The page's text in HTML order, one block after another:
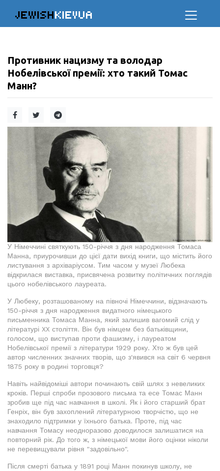
JEWISHKIEVUA
Противник нацизму та володар
Нобелівської премії: хто такий Томас
Манн?
У Німеччині святкують 150-річчя з дня народження Томаса
Манна, приурочивши до цієї дати вихід книги, що містить його
листування з архіваріусом. Тим часом у музеї Любека
відкрилася виставка, присвячена розвитку політичних поглядів
цього нобелівського лауреата.
У Любеку, розташованому на півночі Німеччини, відзначають
150-річчя з дня народження видатного німецького
письменника Томаса Манна, який залишив вагомий слід у
літературі XX століття. Він був німцем без батьківщини,
голосом, що виступав проти фашизму, і лауреатом
Нобелівської премії з літератури 1929 року. Хто ж був цей
автор численних значних творів, що з'явився на світ 6 червня
1875 року в родині торговця?
Навіть найвідоміші автори починають свій шлях з невеликих
кроків. Перші спроби прозового письма та есе Томас Манн
зробив ще під час навчання в школі. Як і його старший брат
Генріх, він був захоплений літературною творчістю, що не
знаходило підтримки у їхнього батька. Проте, під час
навчання Томасу неодноразово доводилося залишатися на
повторний рік. До того ж, з німецької мови його оцінки ніколи
не перевищували рівня "задовільно".
Після смерті батька у 1891 році Манн покинув школу, не